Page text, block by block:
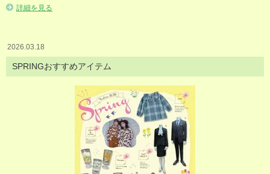
詳細を見る
2026.03.18
SPRINGおすすめアイテム